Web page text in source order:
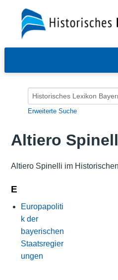
Erweiterte Suche
Altiero
Altiero Spinelli im
E
Europapoliti
k der
bayerischen
Staatsregier
ungen